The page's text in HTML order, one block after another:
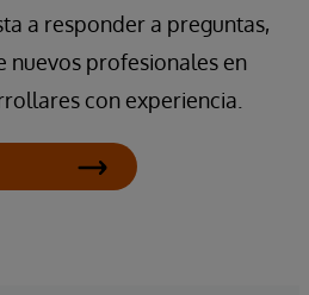
a responder a preguntas,
nuevos profesionales en
con experiencia.